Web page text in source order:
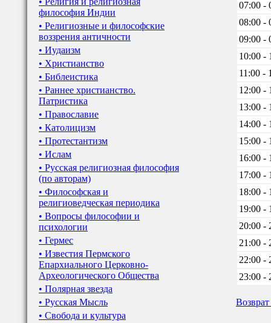
философия Индии
• Религиозные и философские
воззрения античности
• Иудаизм
• Христианство
• Библеистика
• Раннее христианство.
Патристика
• Православие
• Католицизм
• Протестантизм
• Ислам
• Русская религиозная философия
(по авторам)
• Философская и
религиоведческая периодика
• Вопросы философии и
психологии
• Гермес
• Известия Пермского
Епархиального Церковно-
Археологического Общества
• Полярная звезда
• Русская Мысль
• Свобода и культура
07:00 -
08:00 -
09:00 -
10:00 -
11:00 -
12:00 -
13:00 -
14:00 -
15:00 -
16:00 -
17:00 -
18:00 -
19:00 -
20:00 -
21:00 -
22:00 -
23:00 -
Возврат